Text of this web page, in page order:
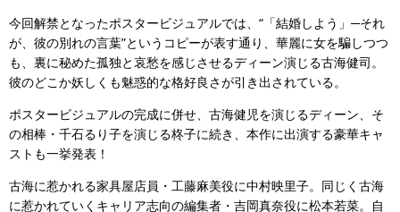
今回解禁となったポスタービジュアルでは、“「結婚しよう」─それ
が、彼の別れの言葉”というコピーが表す通り、華麗に女を騙しつつ
も、裏に秘めた孤独と哀愁を感じさせるディーン演じる古海健司。
彼のどこか妖しくも魅惑的な格好良さが引き出されている。
ポスタービジュアルの完成に併せ、古海健児を演じるディーン、そ
の相棒・千石るり子を演じる柊子に続き、本作に出演する豪華キャ
ストも一挙発表！
古海に惹かれる家具屋店員・工藤麻美役に中村映里子。同じく古海
に惹かれていくキャリア志向の編集者・吉岡真奈役に松本若菜。自